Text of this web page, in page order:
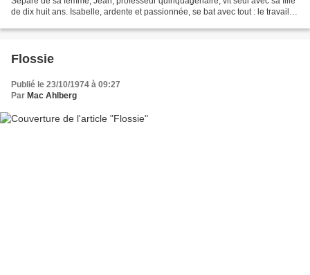
de dix huit ans. Isabelle, ardente et passionnée, se bat avec tout : le travail,
Flossie
Publié le 23/10/1974 à 09:27
Par Mac Ahlberg